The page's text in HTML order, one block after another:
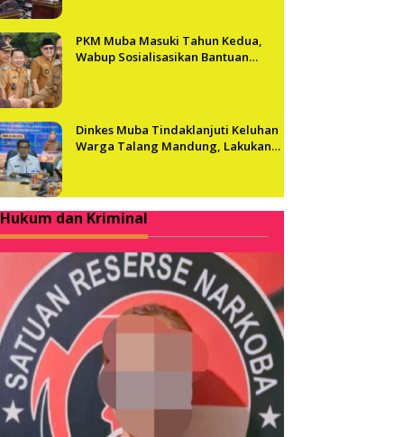
PKM Muba Masuki Tahun Kedua,
Wabup Sosialisasikan Bantuan
Dinkes Muba Tindaklanjuti Keluhan
Warga Talang Mandung, Lakukan
Hukum dan Kriminal